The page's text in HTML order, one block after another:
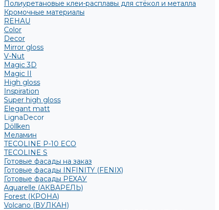
Полиуретановые клеи-расплавы для стёкол и металла
Кромочные материалы
REHAU
Color
Decor
Mirror gloss
V-Nut
Magic 3D
Magic II
High gloss
Inspiration
Super high gloss
Elegant matt
LignaDecor
Döllken
Меламин
TECOLINE P-10 ECO
TECOLINE S
Готовые фасады на заказ
Готовые фасады INFINITY (FENIX)
Готовые фасады РЕХАУ
Aquarelle (АКВАРЕЛЬ)
Forest (КРОНА)
Volcano (ВУЛКАН)